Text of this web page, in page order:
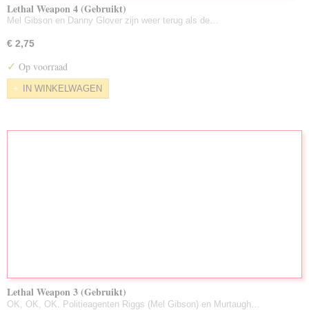
Lethal Weapon 4 (Gebruikt)
Mel Gibson en Danny Glover zijn weer terug als de…
€ 2,75
✓ Op voorraad
IN WINKELWAGEN
Lethal Weapon 3 (Gebruikt)
OK, OK, OK. Politieagenten Riggs (Mel Gibson) en Murtaugh…